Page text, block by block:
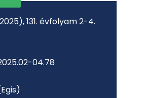
131. évfolyam 2-4.
04.78